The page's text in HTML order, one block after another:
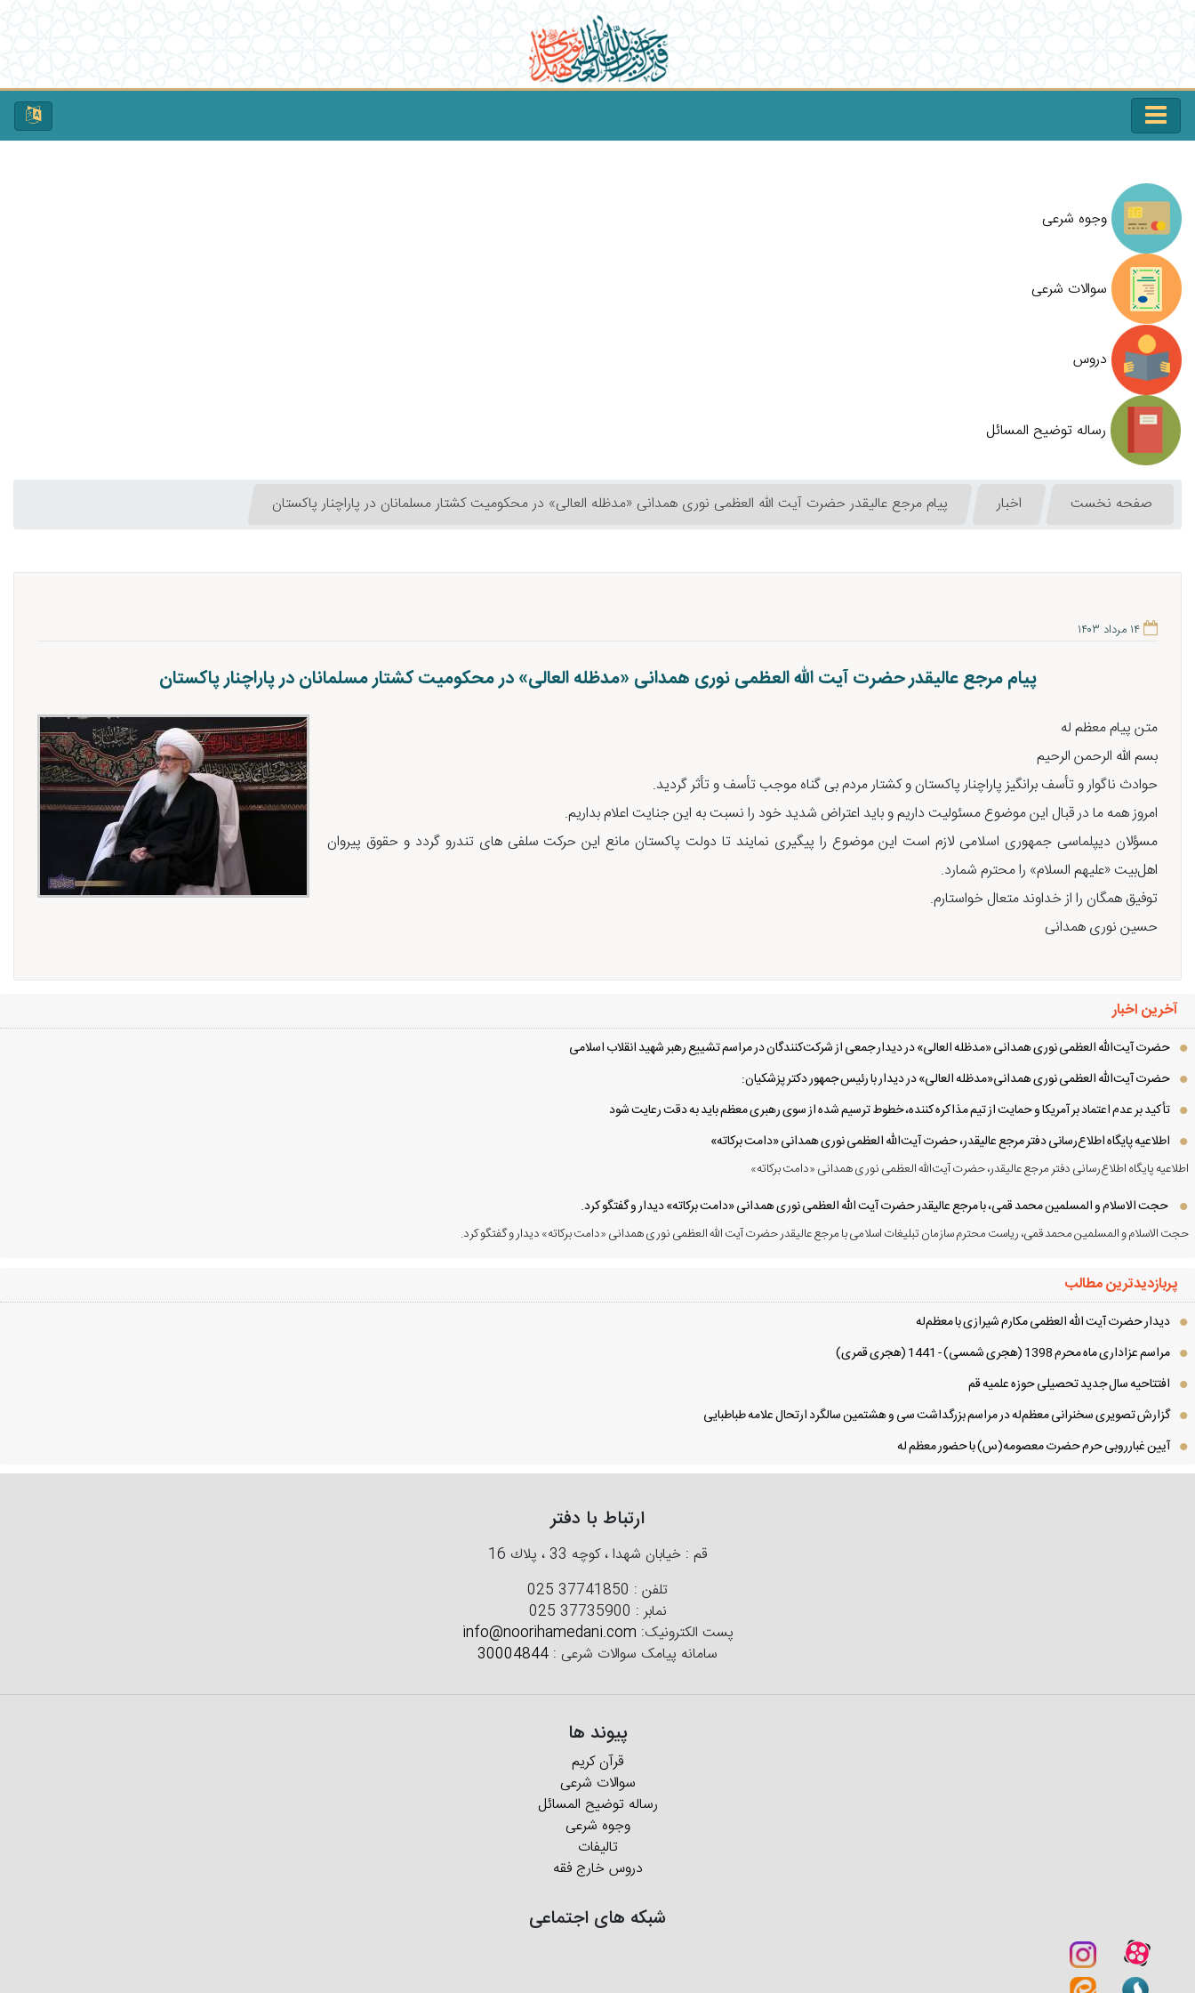
وجوه شرعی
سوالات شرعی
دروس
رساله توضیح المسائل
صفحه نخست اخبار پیام مرجع عالیقدر حضرت آیت الله العظمی نوری همدانی «مدظله العالی» در محکومیت کشتار مسلمانان در پاراچنار پاکستان
۱۴ مرداد ۱۴۰۳
پیام مرجع عالیقدر حضرت آیت الله العظمی نوری همدانی «مدظله العالی» در محکومیت کشتار مسلمانان در پاراچنار پاکستان
متن پیام معظم له
بسم الله الرحمن الرحیم
حوادث ناگوار و تأسف برانگیز پاراچنار پاکستان و کشتار مردم بی گناه موجب تأسف و تأثر گردید.
امروز همه ما در قبال این موضوع مسئولیت داریم و باید اعتراض شدید خود را نسبت به این جنایت اعلام بداریم.
مسؤلان دیپلماسی جمهوری اسلامی لازم است این موضوع را پیگیری نمایند تا دولت پاکستان مانع این حرکت سلفی های تندرو گردد و حقوق پیروان
اهل‌بیت «علیهم السلام» را محترم شمارد.
توفیق همگان را از خداوند متعال خواستارم.
حسین نوری همدانی
آخرین اخبار
حضرت آیت‌الله العظمی نوری همدانی «مدظله العالی» در دیدار جمعی از شرکت‌کنندگان در مراسم تشییع رهبر شهید انقلاب اسلامی
حضرت آیت‌الله العظمی نوری همدانی«مدظله العالی» در دیدار با رئیس جمهور دکتر پزشکیان:
تأکید بر عدم اعتماد بر آمریکا و حمایت از تیم مذاکره کننده، خطوط ترسیم شده از سوی رهبری معظم باید به دقت رعایت شود
اطلاعیه پایگاه اطلاع‌رسانی دفتر مرجع عالیقدر، حضرت آیت‌الله العظمی نوری همدانی «دامت برکاته»
اطلاعیه پایگاه اطلاع‌رسانی دفتر مرجع عالیقدر، حضرت آیت‌الله العظمی نوری همدانی «دامت برکاته»
حجت الاسلام و المسلمین محمد قمی، با مرجع عالیقدر حضرت آیت الله العظمی نوری همدانی «دامت برکاته» دیدار و گفتگو کرد.
حجت الاسلام و المسلمین محمد قمی، ریاست محترم سازمان تبلیغات اسلامی با مرجع عالیقدر حضرت آیت الله العظمی نوری همدانی «دامت برکاته» دیدار و گفتگو کرد.
پربازدیدترین مطالب
دیدار حضرت آیت الله العظمی مكارم شیرازی با معظم‌له
مراسم عزاداری ماه محرم 1398 (هجری شمسی) - 1441 (هجری قمری)
افتتاحیه سال جدید تحصیلی حوزه علمیه قم
گزارش تصویری سخنرانی معظم‌له در مراسم بزرگداشت سی و هشتمین سالگرد ارتحال علامه طباطبایی
آیین غبارروبی حرم حضرت معصومه(س) با حضور معظم له
ارتباط با دفتر
قم : خیابان شهدا ، كوچه 33 ، پلاك 16
تلفن : 025 37741850
نمابر : 025 37735900
پست الکترونیک: info@noorihamedani.com
سامانه پیامک سوالات شرعی : 30004844
پیوند ها
قرآن کریم
سوالات شرعی
رساله توضیح المسائل
وجوه شرعی
تالیفات
دروس خارج فقه
شبکه های اجتماعی